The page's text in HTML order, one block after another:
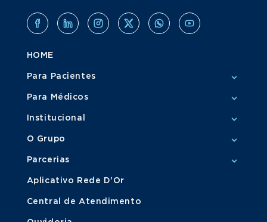
HOME
Para Pacientes
Para Médicos
Institucional
O Grupo
Parcerias
Aplicativo Rede D'Or
Central de Atendimento